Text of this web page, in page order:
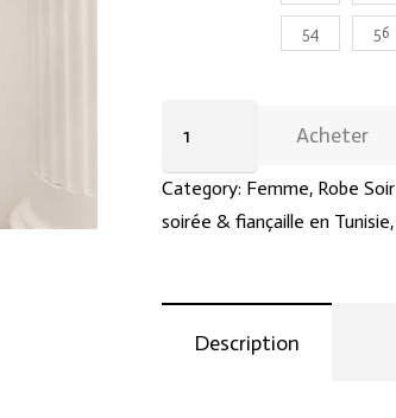
confortable, c’est
Notre engagement
Que ce soit pour une
ou une occasion
vous métamorphosera
54 56
soirée
en
satin
courte
Acheter
Category: Femme, Robe
soirée & fiançaille en Tunisie,
Description